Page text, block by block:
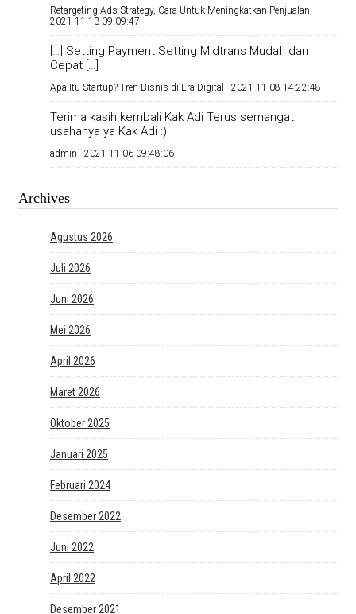
Retargeting Ads Strategy, Cara Untuk Meningkatkan Penjualan -
2021-11-13 09:09:47
[…] Setting Payment Setting Midtrans Mudah dan
Cepat […]
Apa Itu Startup? Tren Bisnis di Era Digital - 2021-11-08 14:22:48
Terima kasih kembali Kak Adi Terus semangat
usahanya ya Kak Adi :)
admin - 2021-11-06 09:48:06
Archives
Agustus 2026
Juli 2026
Juni 2026
Mei 2026
April 2026
Maret 2026
Oktober 2025
Januari 2025
Februari 2024
Desember 2022
Juni 2022
April 2022
Desember 2021